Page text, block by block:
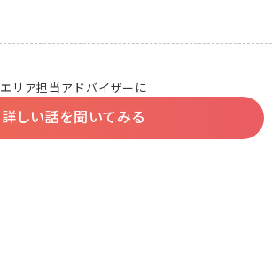
エリア担当アドバイザーに
詳しい話を聞いてみる